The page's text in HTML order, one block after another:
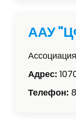
ААУ
Адрес:
Телефон: